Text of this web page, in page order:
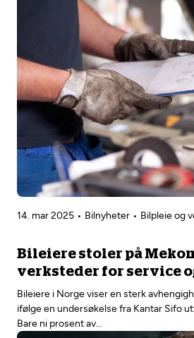
14. mar 2025 Bilnyheter Bilpleie og
Bileiere stoler på
verksteder for service
Bileiere i Norge viser en sterk
ifølge en undersøkelse fra Kantar Sifo
Bare ni prosent av…